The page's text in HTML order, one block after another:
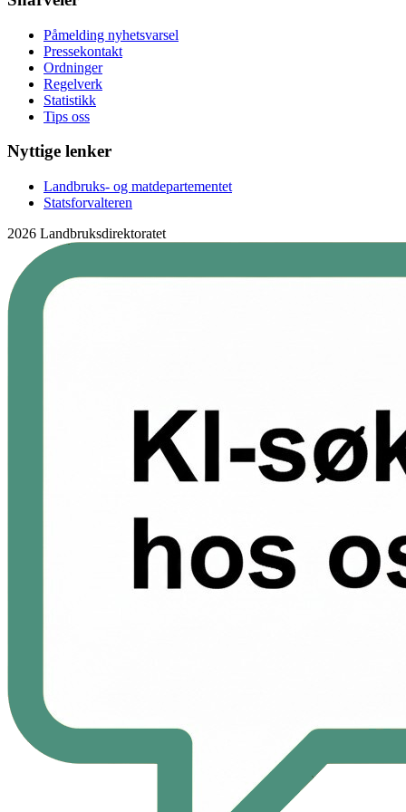
Påmelding nyhetsvarsel
Pressekontakt
Ordninger
Regelverk
Statistikk
Tips oss
Nyttige lenker
Landbruks- og matdepartementet
Statsforvalteren
2026 Landbruksdirektoratet